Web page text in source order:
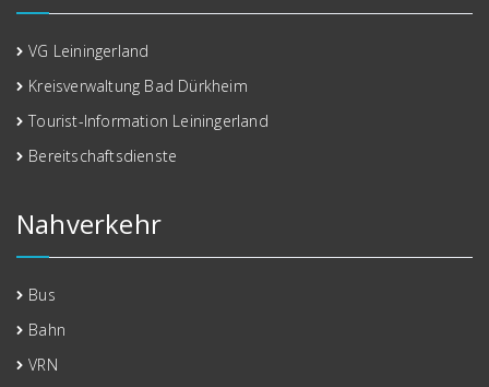
VG Leiningerland
Kreisverwaltung Bad Dürkheim
Tourist-Information Leiningerland
Bereitschaftsdienste
Nahverkehr
Bus
Bahn
VRN